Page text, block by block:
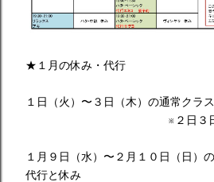
★１月の休み・代行
１日（火）〜３日（木）の通常ク
※２日３
１月９日（水）〜２月１０日（日
代行と休み